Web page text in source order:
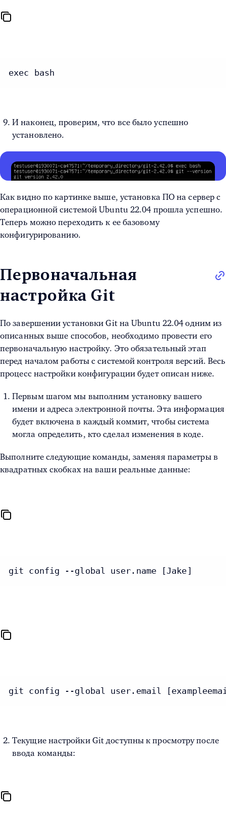
exec bash
И наконец, проверим, что все было успешно
установлено.
Как видно по картинке выше, установка ПО на сервер с
операционной системой Ubuntu 22.04 прошла успешно.
Теперь можно переходить к ее базовому
конфигурированию.
Первоначальная
настройка Git
По завершении установки Git на Ubuntu 22.04 одним из
описанных выше способов, необходимо провести его
первоначальную настройку. Это обязательный этап
перед началом работы с системой контроля версий. Весь
процесс настройки конфигурации будет описан ниже.
Первым шагом мы выполним установку вашего
имени и адреса электронной почты. Эта информация
будет включена в каждый коммит, чтобы система
могла определить, кто сделал изменения в коде.
Выполните следующие команды, заменяя параметры в
квадратных скобках на ваши реальные данные:
git config --global user.name [Jake]
git config --global user.email
Текущие настройки Git доступны к просмотру после
ввода команды: